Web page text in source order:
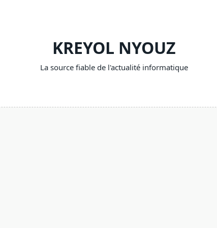
KREYOL NYOUZ
La source fiable de l'actualité informatique